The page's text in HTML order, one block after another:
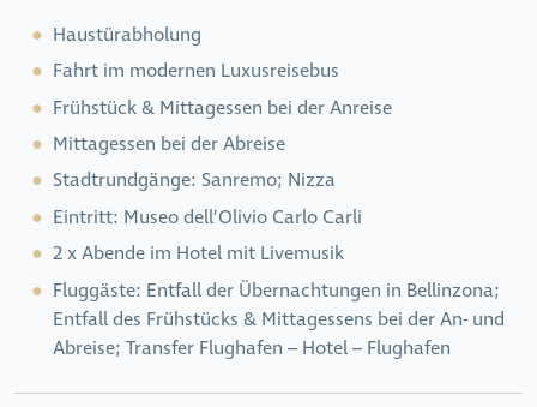
Haustürabholung
Fahrt im modernen Luxusreisebus
Frühstück & Mittagessen bei der Anreise
Mittagessen bei der Abreise
Stadtrundgänge: Sanremo; Nizza
Eintritt: Museo dell’Olivio Carlo Carli
2 x Abende im Hotel mit Livemusik
Fluggäste: Entfall der Übernachtungen in Bellinzona;
Entfall des Frühstücks & Mittagessens bei der An- und
Abreise; Transfer Flughafen – Hotel – Flughafen